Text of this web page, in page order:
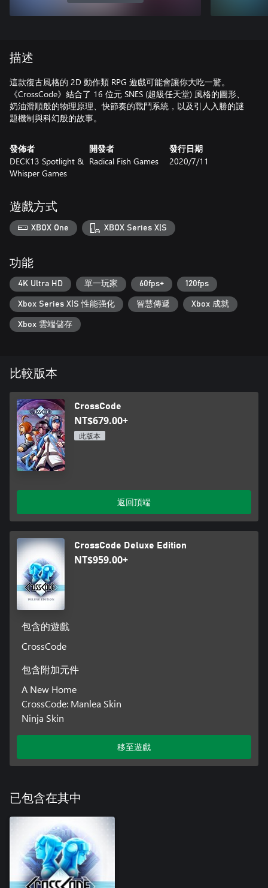
描述
這款復古風格的 2D 動作類 RPG 遊戲可能會讓你大吃一驚。
《CrossCode》結合了 16 位元 SNES (超級任天堂) 風格的圖形、
奶油滑順般的物理原理、快節奏的戰鬥系統，以及引人入勝的謎
題機制與科幻般的故事。
發佈者
DECK13 Spotlight &
Whisper Games
開發者
Radical Fish Games
發行日期
2020/7/11
遊戲方式
XBOX One XBOX Series X|S
功能
4K Ultra HD 單一玩家 60fps+ 120fps
Xbox Series X|S 性能强化 智慧傳遞 Xbox 成就
Xbox 雲端儲存
比較版本
CrossCode
NT$679.00+
此版本
返回頂端
CrossCode Deluxe Edition
NT$959.00+
包含的遊戲
CrossCode
包含附加元件
A New Home
CrossCode: Manlea Skin
Ninja Skin
移至遊戲
已包含在其中